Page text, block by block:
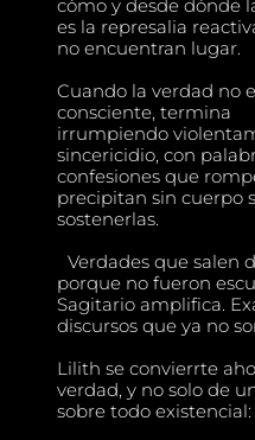
cómo y desde dónde
es la represalia
no encuentran lugar.
Cuando la verdad no
consciente, termina
irrumpiendo
sincericidio, con
confesiones que
precipitan sin cuerpo
sostenerlas.
Verdades que salen
porque no fueron
Sagitario amplifica.
discursos que ya no
Lilith se convierrte
verdad, y no solo de
sobre todo existencial: